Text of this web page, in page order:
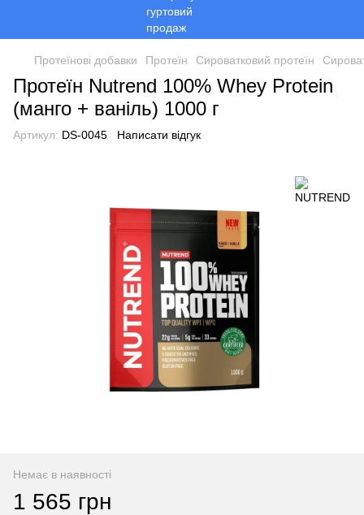
Протеїнові добавки Протеїн Сироватковий протеїн
Протеїн Nutrend 100% Whey Protein
(манго + ваніль) 1000 г
Артикул: DS-0045 Написати відгук
Немає в наявності
1 565 грн